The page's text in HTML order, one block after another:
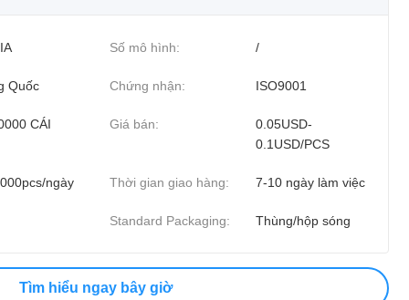
Số mô hình: /
Quốc Chứng nhận: ISO9001
CÁI Giá bán:
0.05USD-
0.1USD/PCS
ngày Thời gian giao hàng: 7-10 ngày làm việc
Standard Packaging: Thùng/hộp sóng
Tìm hiểu ngay bây giờ